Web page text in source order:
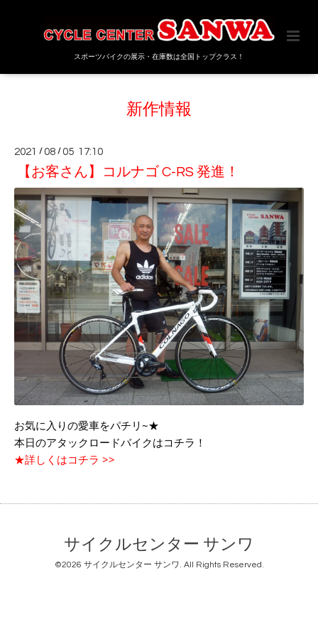
スポーツバイクの展示・在庫数は全国トップクラス！
新作情報
2021 /08 /05 17:10
【お客さん】コルナゴ C-RS 発進！
お気に入りの愛車をパチリ~★
本日のアタックロードバイクはコチラ！
★詳しくはコチラ >>
サイクルセンター サンワ
©2026 サイクルセンター サンワ. All Rights Reserved.